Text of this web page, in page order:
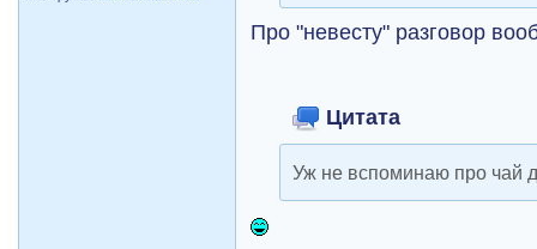
Про "невесту" разговор
Цитата
Уж не вспоминаю про чай